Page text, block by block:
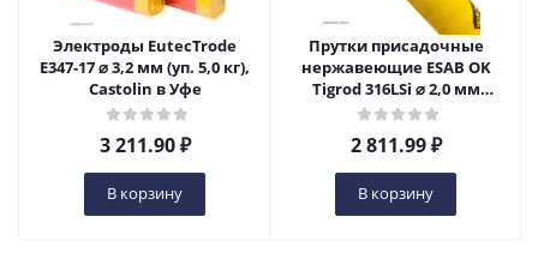
Электроды EutecTrode
E347-17 ⌀ 3,2 мм (уп. 5,0 кг),
Castolin в Уфе
3 211.90₽
В корзину
Прутки присадочные
нержавеющие ESAB OK
Tigrod 316LSi ⌀ 2,0 мм
(пачка 5 кг) в Уфе
2 811.99₽
В корзину